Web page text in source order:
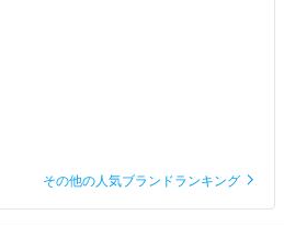
その他の人気ブランドランキング